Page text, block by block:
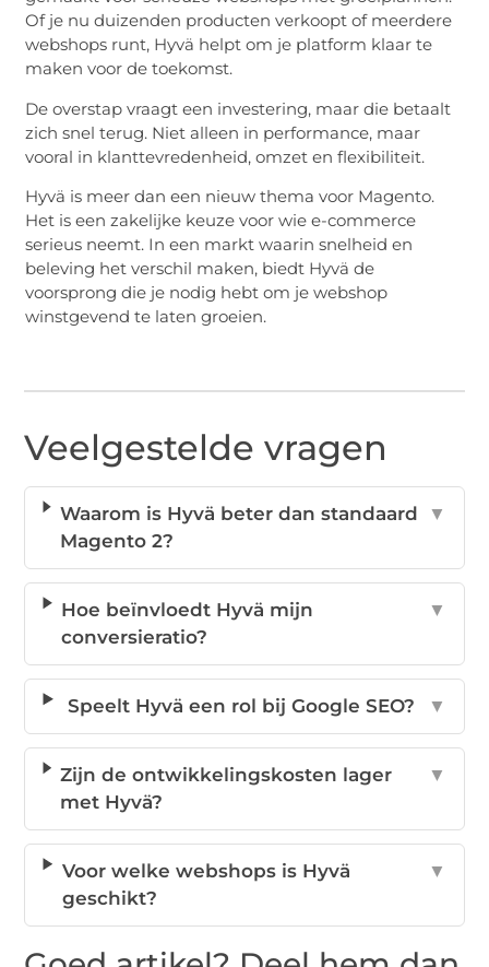
Of je nu duizenden producten verkoopt of meerdere
webshops runt, Hyvä helpt om je platform klaar te
maken voor de toekomst.
De overstap vraagt een investering, maar die betaalt
zich snel terug. Niet alleen in performance, maar
vooral in klanttevredenheid, omzet en flexibiliteit.
Hyvä is meer dan een nieuw thema voor Magento.
Het is een zakelijke keuze voor wie e-commerce
serieus neemt. In een markt waarin snelheid en
beleving het verschil maken, biedt Hyvä de
voorsprong die je nodig hebt om je webshop
winstgevend te laten groeien.
Veelgestelde vragen
Waarom is Hyvä beter dan standaard
Magento 2?
▼
Hoe beïnvloedt Hyvä mijn
conversieratio?
▼
Speelt Hyvä een rol bij Google SEO? ▼
Zijn de ontwikkelingskosten lager
met Hyvä?
▼
Voor welke webshops is Hyvä
geschikt?
▼